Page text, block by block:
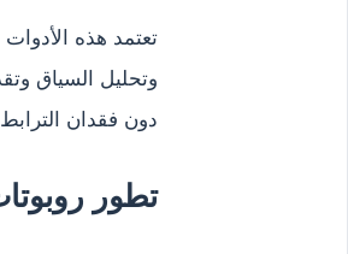
تعتمد هذه
وتحليل السياق
دون فقدان
تطور